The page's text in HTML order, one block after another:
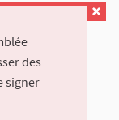
des
signer